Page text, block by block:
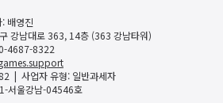
배영진
강남대로 363, 14층 (363 강남타워)
4687-8322
사업자 유형: 일반과세자
서울강남-04546호